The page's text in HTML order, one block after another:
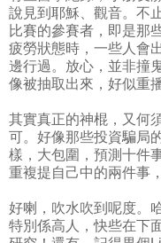
說見到耶穌、觀音。不
比賽的參賽者，即是那
疲勞狀態時，一些人會
邊行過。放心，並非撞
像被抽取出來，好似重
其實真正的神棍，又何
可。好像那些投資騙局
樣，大包圍，預測十件
重複提自己中的兩件事
好喇，吹水吹到呢度。
特別係高人，快些在下